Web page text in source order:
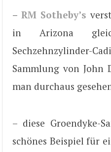
– RM Sotheby’s
in Arizona
Sammlung von John
man durchaus
– diese Groendyke-
schönes Beispiel für